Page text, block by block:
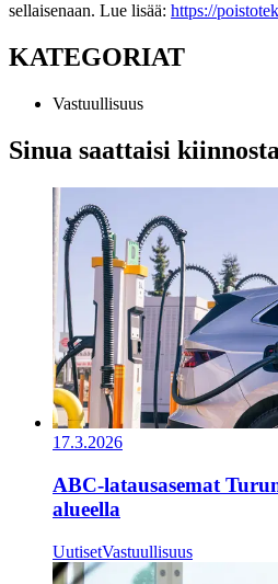
sellaisenaan. Lue lisää: https://
KATEGORIAT
Vastuullisuus
Sinua saattaisi
17.3.2026
ABC-latausasemat
alueella
UutisetVastuullisuus